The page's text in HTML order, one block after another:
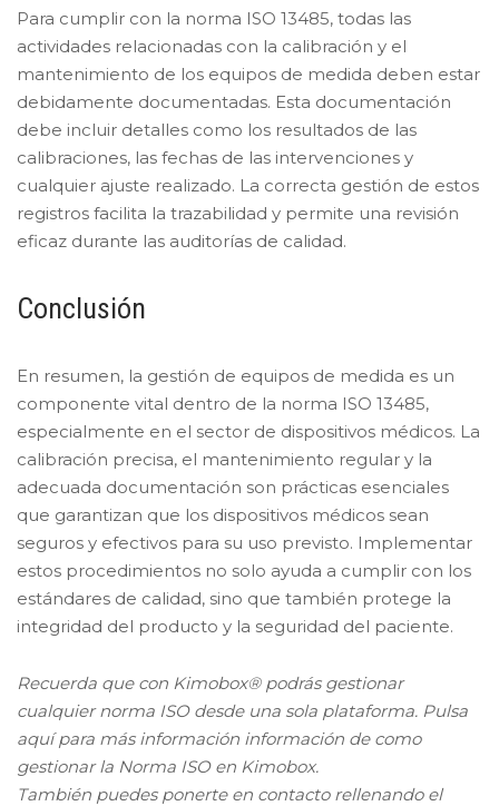
Para cumplir con la norma ISO 13485, todas las
actividades relacionadas con la calibración y el
mantenimiento de los equipos de medida deben estar
debidamente documentadas. Esta documentación
debe incluir detalles como los resultados de las
calibraciones, las fechas de las intervenciones y
cualquier ajuste realizado. La correcta gestión de estos
registros facilita la trazabilidad y permite una revisión
eficaz durante las auditorías de calidad.
Conclusión
En resumen, la gestión de equipos de medida es un
componente vital dentro de la norma ISO 13485,
especialmente en el sector de dispositivos médicos. La
calibración precisa, el mantenimiento regular y la
adecuada documentación son prácticas esenciales
que garantizan que los dispositivos médicos sean
seguros y efectivos para su uso previsto. Implementar
estos procedimientos no solo ayuda a cumplir con los
estándares de calidad, sino que también protege la
integridad del producto y la seguridad del paciente.
Recuerda que con Kimobox® podrás gestionar
cualquier norma ISO desde una sola plataforma. Pulsa
aquí para más información información de como
gestionar la Norma ISO en Kimobox.
También puedes ponerte en contacto rellenando el